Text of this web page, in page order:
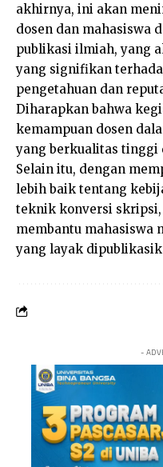
akhirnya, ini akan
dosen dan mahasiswa
publikasi ilmiah, yang
yang signifikan
pengetahuan dan
Diharapkan bahwa
kemampuan dosen
yang berkualitas tinggi
Selain itu, dengan
lebih baik tentang
teknik konversi skripsi,
membantu mahasiswa
yang layak
-